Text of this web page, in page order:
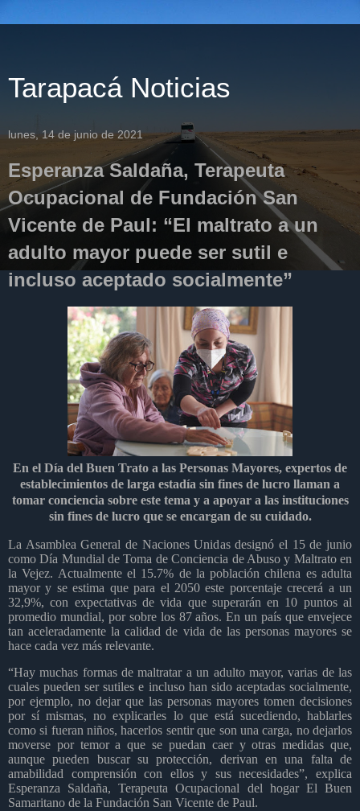
Tarapacá Noticias
lunes, 14 de junio de 2021
Esperanza Saldaña, Terapeuta
Ocupacional de Fundación San
Vicente de Paul: “El maltrato a un
adulto mayor puede ser sutil e
incluso aceptado socialmente”
En el Día del Buen Trato a las Personas Mayores, expertos de
establecimientos de larga estadía sin fines de lucro llaman a
tomar conciencia sobre este tema y a apoyar a las instituciones
sin fines de lucro que se encargan de su cuidado.
La Asamblea General de Naciones Unidas designó el 15 de junio
como Día Mundial de Toma de Conciencia de Abuso y Maltrato en
la Vejez. Actualmente el 15.7% de la población chilena es adulta
mayor y se estima que para el 2050 este porcentaje crecerá a un
32,9%, con expectativas de vida que superarán en 10 puntos al
promedio mundial, por sobre los 87 años. En un país que envejece
tan aceleradamente la calidad de vida de las personas mayores se
hace cada vez más relevante.
“Hay muchas formas de maltratar a un adulto mayor, varias de las
cuales pueden ser sutiles e incluso han sido aceptadas socialmente,
por ejemplo, no dejar que las personas mayores tomen decisiones
por sí mismas, no explicarles lo que está sucediendo, hablarles
como si fueran niños, hacerlos sentir que son una carga, no dejarlos
moverse por temor a que se puedan caer y otras medidas que,
aunque pueden buscar su protección, derivan en una falta de
amabilidad comprensión con ellos y sus necesidades”, explica
Esperanza Saldaña, Terapeuta Ocupacional del hogar El Buen
Samaritano de la Fundación San Vicente de Paul.